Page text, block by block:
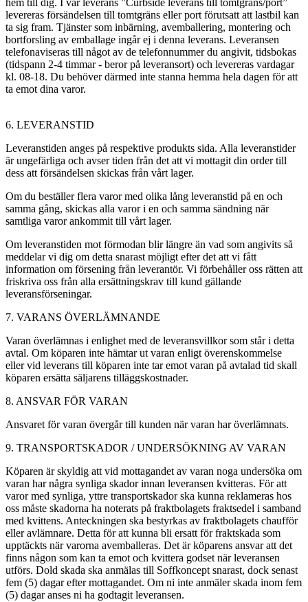
hem till dig. I vår leverans ”Curbside leverans till tomtgräns/port”
levereras försändelsen till tomtgräns eller port förutsatt att lastbil kan
ta sig fram. Tjänster som inbärning, avemballering, montering och
bortforsling av emballage ingår ej i denna leverans. Leveransen
telefonaviseras till något av de telefonnummer du angivit, tidsbokas
(tidspann 2-4 timmar - beror på leveransort) och levereras vardagar
kl. 08-18. Du behöver därmed inte stanna hemma hela dagen för att
ta emot dina varor.
6. LEVERANSTID
Leveranstiden anges på respektive produkts sida. Alla leveranstider
är ungefärliga och avser tiden från det att vi mottagit din order till
dess att försändelsen skickas från vårt lager.
Om du beställer flera varor med olika lång leveranstid på en och
samma gång, skickas alla varor i en och samma sändning när
samtliga varor ankommit till vårt lager.
Om leveranstiden mot förmodan blir längre än vad som angivits så
meddelar vi dig om detta snarast möjligt efter det att vi fått
information om försening från leverantör. Vi förbehåller oss rätten att
friskriva oss från alla ersättningskrav till kund gällande
leveransförseningar.
7. VARANS ÖVERLÄMNANDE
Varan överlämnas i enlighet med de leveransvillkor som står i detta
avtal. Om köparen inte hämtar ut varan enligt överenskommelse
eller vid leverans till köparen inte tar emot varan på avtalad tid skall
köparen ersätta säljarens tilläggskostnader.
8. ANSVAR FÖR VARAN
Ansvaret för varan övergår till kunden när varan har överlämnats.
9. TRANSPORTSKADOR / UNDERSÖKNING AV VARAN
Köparen är skyldig att vid mottagandet av varan noga undersöka om
varan har några synliga skador innan leveransen kvitteras. För att
varor med synliga, yttre transportskador ska kunna reklameras hos
oss måste skadorna ha noterats på fraktbolagets fraktsedel i samband
med kvittens. Anteckningen ska bestyrkas av fraktbolagets chaufför
eller avlämnare. Detta för att kunna bli ersatt för fraktskada som
upptäckts när varorna avemballeras. Det är köparens ansvar att det
finns någon som kan ta emot och kvittera godset när leveransen
utförs. Dold skada ska anmälas till Soffkoncept snarast, dock senast
fem (5) dagar efter mottagandet. Om ni inte anmäler skada inom fem
(5) dagar anses ni ha godtagit leveransen.